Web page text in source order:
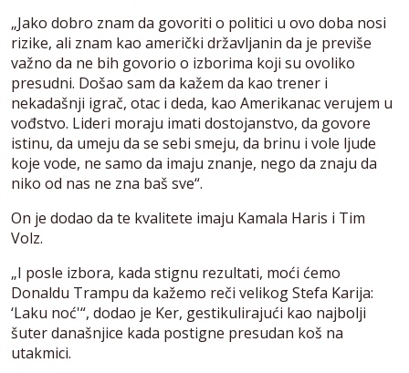
„Jako dobro znam da govoriti o politici u ovo doba nosi
rizike, ali znam kao američki državljanin da je previše
važno da ne bih govorio o izborima koji su ovoliko
presudni. Došao sam da kažem da kao trener i
nekadašnji igrač, otac i deda, kao Amerikanac verujem u
vođstvo. Lideri moraju imati dostojanstvo, da govore
istinu, da umeju da se sebi smeju, da brinu i vole ljude
koje vode, ne samo da imaju znanje, nego da znaju da
niko od nas ne zna baš sve“.
On je dodao da te kvalitete imaju Kamala Haris i Tim
Volz.
„I posle izbora, kada stignu rezultati, moći ćemo
Donaldu Trampu da kažemo reči velikog Stefa Karija:
‘Laku noć'“, dodao je Ker, gestikulirajući kao najbolji
šuter današnjice kada postigne presudan koš na
utakmici.